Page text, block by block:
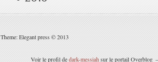
Theme: Elegant press © 2013
Voir le profil dedark-messiahsur le portail Overblog